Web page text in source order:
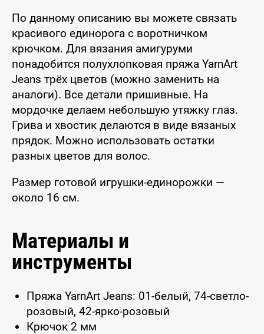
По данному описанию вы можете связать
красивого единорога с воротничком
крючком. Для вязания амигуруми
понадобится полухлопковая пряжа YarnArt
Jeans трёх цветов (можно заменить на
аналоги). Все детали пришивные. На
мордочке делаем небольшую утяжку глаз.
Грива и хвостик делаются в виде вязаных
прядок. Можно использовать остатки
разных цветов для волос.
Размер готовой игрушки-единорожки —
около 16 см.
Материалы и
инструменты
Пряжа YarnArt Jeans: 01-белый, 74-светло-
розовый, 42-ярко-розовый
Крючок 2 мм